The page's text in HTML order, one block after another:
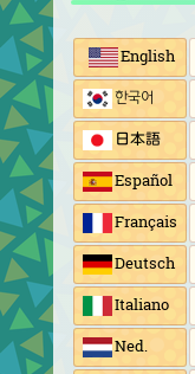
English
한국어
日本語
Español
Français
Deutsch
Italiano
Ned.